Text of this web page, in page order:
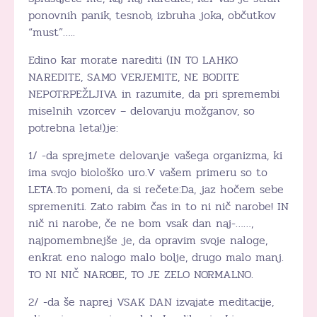
ponovnih panik, tesnob, izbruha joka, občutkov
“must”…..
Edino kar morate narediti (IN TO LAHKO
NAREDITE, SAMO VERJEMITE, NE BODITE
NEPOTRPEŽLJIVA in razumite, da pri spremembi
miselnih vzorcev – delovanju možganov, so
potrebna leta!)je:
1/ -da sprejmete delovanje vašega organizma, ki
ima svojo biološko uro.V vašem primeru so to
LETA.To pomeni, da si rečete:Da, jaz hočem sebe
spremeniti. Zato rabim čas in to ni nič narobe! IN
nič ni narobe, če ne bom vsak dan naj-……,
najpomembnejše je, da opravim svoje naloge,
enkrat eno nalogo malo bolje, drugo malo manj.
TO NI NIČ NAROBE, TO JE ZELO NORMALNO.
2/ -da še naprej VSAK DAN izvajate meditacije,